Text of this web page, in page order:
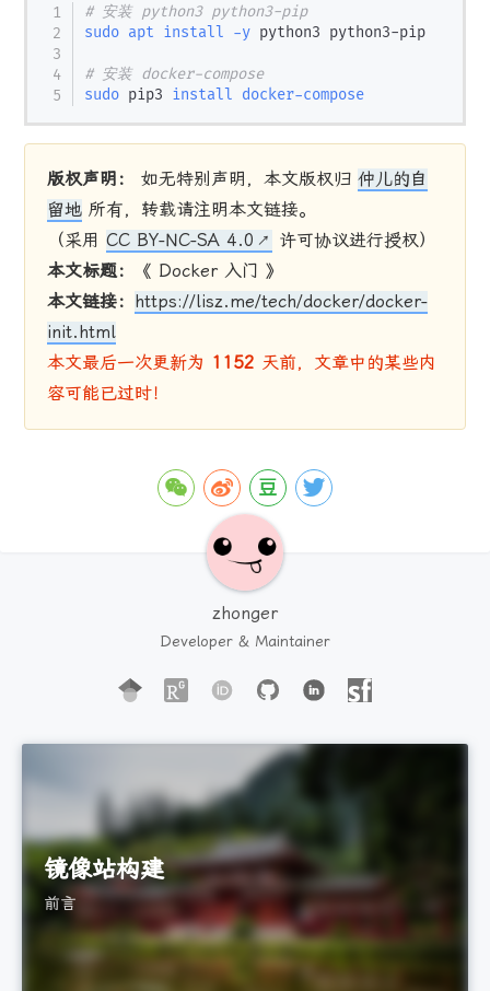
# 安装 python3 python3-pip
sudo apt install -y python3 python3-pip
# 安装 docker-compose
sudo pip3 install docker-compose
版权声明： 如无特别声明，本文版权归仲儿的自
留地 所有，转载请注明本文链接。
（采用CC BY-NC-SA 4.0
许可协议进行授权）
本文标题：
《 Docker 入门 》
本文链接： https://lisz.me/tech/docker/docker-
init.html
本文最后一次更新为 1152 天前，文章中的某些内
容可能已过时！
zhonger
Developer & Maintainer
镜像站构建
前言